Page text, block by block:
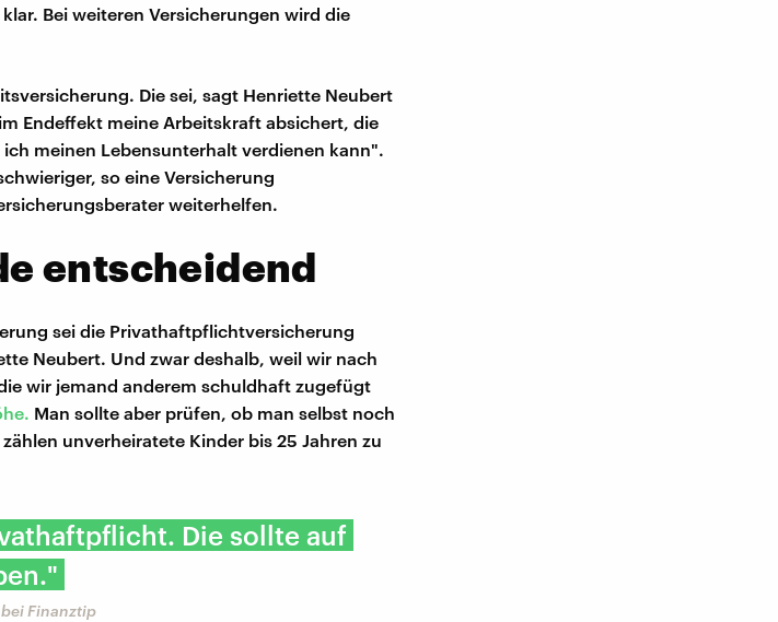
Bei weiteren Versicherungen wird die
Die sei, sagt Henriette Neubert
Endeffekt meine Arbeitskraft absichert, die
meinen Lebensunterhalt verdienen kann".
so eine Versicherung
weiterhelfen.
entscheidend
sei die Privathaftpflichtversicherung
Neubert. Und zwar deshalb, weil wir nach
wir jemand anderem schuldhaft zugefügt
Man sollte aber prüfen, ob man selbst noch
unverheiratete Kinder bis 25 Jahren zu
Die sollte auf
Finanztip